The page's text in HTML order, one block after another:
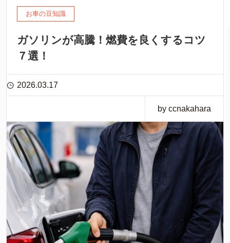
お車の豆知識
ガソリンが高騰！燃費を良くするコツ
７選！
2026.03.17
by ccnakahara